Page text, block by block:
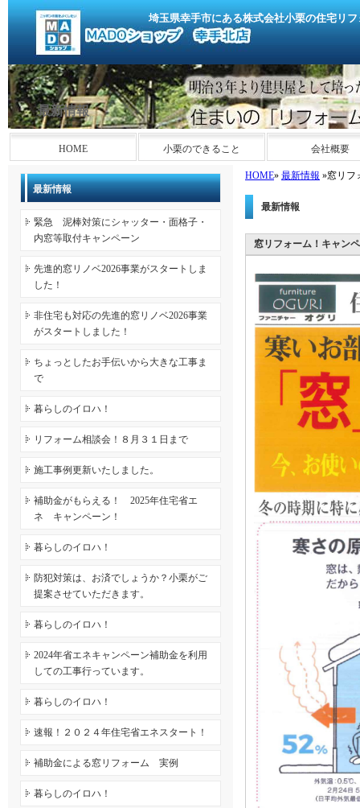
埼玉県幸手市にある株式会社小栗の住宅リ
最新情報
HOME 小栗のできること 会社概要
HOME» 最新情報 »窓リフ
最新情報
窓リフォーム！キャン
最新情報
緊急 泥棒対策にシャッター・面格子・
内窓等取付キャンペーン
先進的窓リノベ2026事業がスタートしま
した！
非住宅も対応の先進的窓リノベ2026事業
がスタートしました！
ちょっとしたお手伝いから大きな工事ま
で
暮らしのイロハ！
リフォーム相談会！８月３１日まで
施工事例更新いたしました。
補助金がもらえる！ 2025年住宅省エ
ネ キャンペーン！
暮らしのイロハ！
防犯対策は、お済でしょうか？小栗がご
提案させていただきます。
暮らしのイロハ！
2024年省エネキャンペーン補助金を利用
しての工事行っています。
暮らしのイロハ！
速報！２０２４年住宅省エネスタート！
補助金による窓リフォーム 実例
暮らしのイロハ！